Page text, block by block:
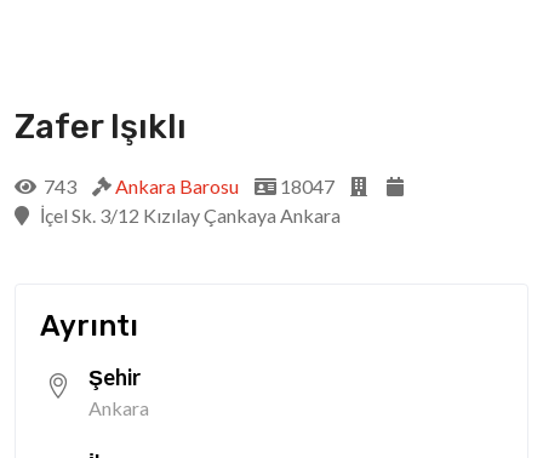
Zafer Işıklı
743 Ankara Barosu
18047
İçel Sk. 3/12 Kızılay Çankaya Ankara
Ayrıntı
Şehir
Ankara